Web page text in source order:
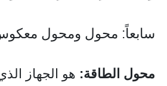
سابعاً: محول ومحول
محول الطاقة: هو الجهاز